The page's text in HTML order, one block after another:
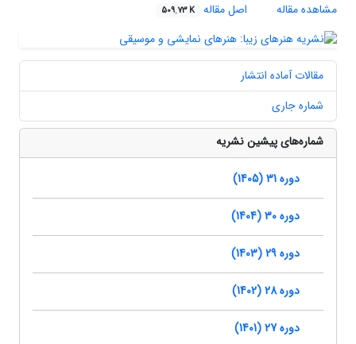
مشاهده مقاله
اصل مقاله 509.73 K
مقالات آماده انتشار
شماره جاری
شماره‌های پیشین نشریه
دوره 31 (1405)
دوره 30 (1404)
دوره 29 (1403)
دوره 28 (1402)
دوره 27 (1401)